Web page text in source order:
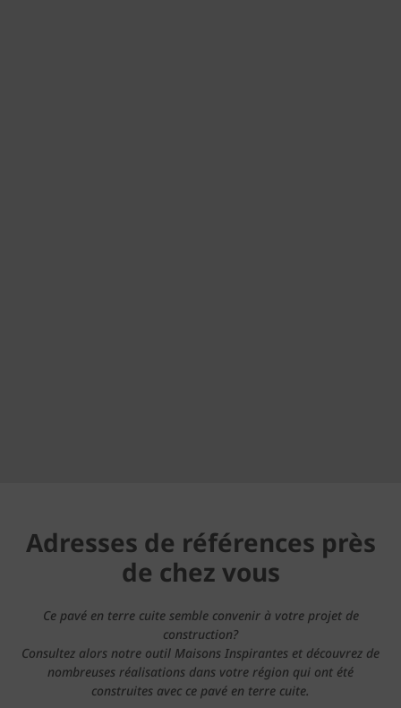
Adresses de références près
de chez vous
Ce pavé en terre cuite semble convenir à votre projet de
construction?
Consultez alors notre outil Maisons Inspirantes et découvrez de
nombreuses réalisations dans votre région qui ont été
construites avec ce pavé en terre cuite.